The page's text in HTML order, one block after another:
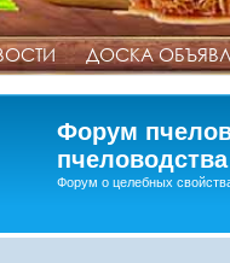
ДОСКА
Форум
пчеловодства
Форум о целебных